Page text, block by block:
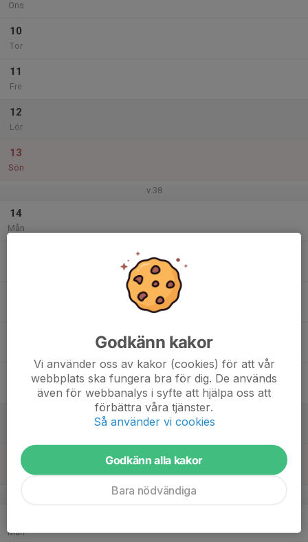
Ons
10
Tor
11
Fre
12
Lör
13
Sön
v.38
14
Mån
20
Sön
v.39
Mån
Godkänn kakor
Vi använder oss av kakor (cookies) för att vår
webbplats ska fungera bra för dig. De används
även för webbanalys i syfte att hjälpa oss att
förbättra våra tjänster.
Så använder vi cookies
Godkänn alla kakor
Bara nödvändiga